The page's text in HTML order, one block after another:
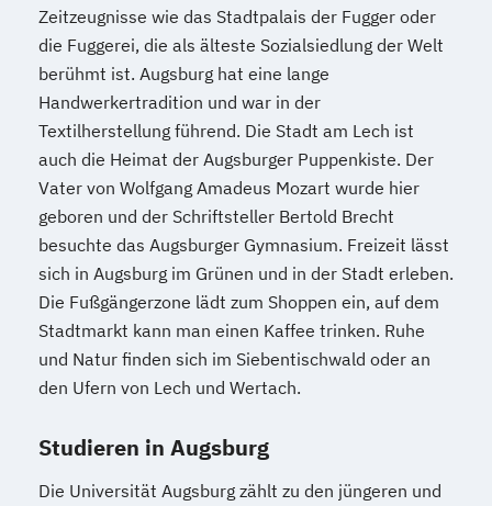
Zeitzeugnisse wie das Stadtpalais der Fugger oder
die Fuggerei, die als älteste Sozialsiedlung der Welt
berühmt ist. Augsburg hat eine lange
Handwerkertradition und war in der
Textilherstellung führend. Die Stadt am Lech ist
auch die Heimat der Augsburger Puppenkiste. Der
Vater von Wolfgang Amadeus Mozart wurde hier
geboren und der Schriftsteller Bertold Brecht
besuchte das Augsburger Gymnasium. Freizeit lässt
sich in Augsburg im Grünen und in der Stadt erleben.
Die Fußgängerzone lädt zum Shoppen ein, auf dem
Stadtmarkt kann man einen Kaffee trinken. Ruhe
und Natur finden sich im Siebentischwald oder an
den Ufern von Lech und Wertach.
Studieren in Augsburg
Die Universität Augsburg zählt zu den jüngeren und